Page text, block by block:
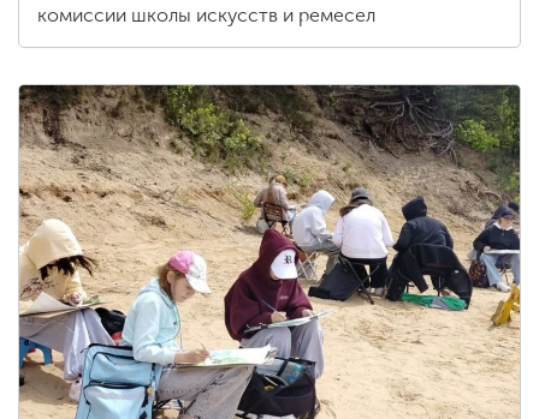
комиссии школы искусств и ремесел